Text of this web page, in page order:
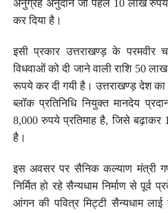
अनुग्रह अनुदान जो पहले 10 लाख
कर दिया है।
इसी प्रकार उत्तराखण्ड़ के
विधवाओं को दी जाने वाली राशि 50
रूपये कर दी गयी है। उत्तराखण्ड़ देश का
ब्लॉक प्रतिनिधि नियुक्त मानदेय
8,000 रुपये प्रतिमाह है, जिसे बढ़ाकर
है।
इस अवसर पर सैनिक कल्याण मंत्री
निर्मित हो रहे सैन्यधाम निर्माण से
आंगन की पवित्र मिट्टी सैन्यधाम